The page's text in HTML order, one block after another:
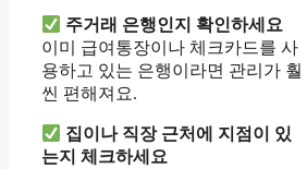
주거래 은행인지 확인하세요
이미 급여통장이나 체크카드를 사
용하고 있는 은행이라면 관리가 훨
씬 편해져요.
집이나 직장 근처에 지점이 있
는지 체크하세요